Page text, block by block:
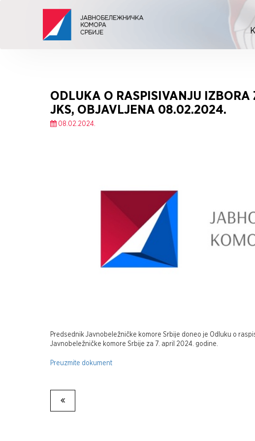
ODLUKA O RASPISIVANJU IZBORA
JKS, OBJAVLJENA 08.02.2024.
08.02.2024.
Predsednik Javnobeležničke komore Srbije doneo je Odluku o
Javnobeležničke komore Srbije za 7. april 2024. godine.
Preuzmite dokument